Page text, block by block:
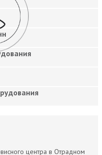
центра в Отрадном